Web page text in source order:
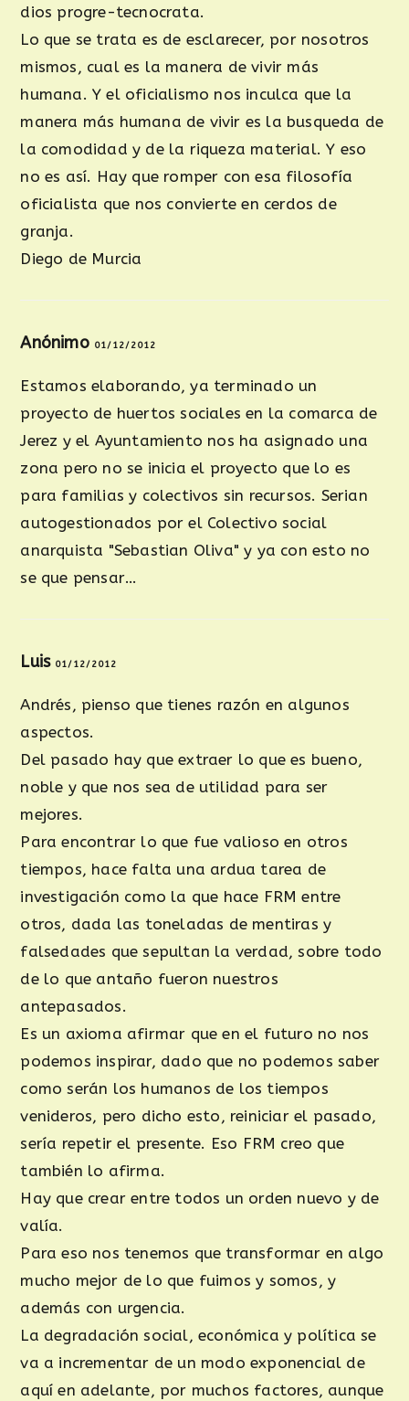
dios progre-tecnocrata.
Lo que se trata es de esclarecer, por nosotros
mismos, cual es la manera de vivir más
humana. Y el oficialismo nos inculca que la
manera más humana de vivir es la busqueda de
la comodidad y de la riqueza material. Y eso
no es así. Hay que romper con esa filosofía
oficialista que nos convierte en cerdos de
granja.
Diego de Murcia
Anónimo 01/12/2012
Estamos elaborando, ya terminado un
proyecto de huertos sociales en la comarca de
Jerez y el Ayuntamiento nos ha asignado una
zona pero no se inicia el proyecto que lo es
para familias y colectivos sin recursos. Serian
autogestionados por el Colectivo social
anarquista "Sebastian Oliva" y ya con esto no
se que pensar…
Luis 01/12/2012
Andrés, pienso que tienes razón en algunos
aspectos.
Del pasado hay que extraer lo que es bueno,
noble y que nos sea de utilidad para ser
mejores.
Para encontrar lo que fue valioso en otros
tiempos, hace falta una ardua tarea de
investigación como la que hace FRM entre
otros, dada las toneladas de mentiras y
falsedades que sepultan la verdad, sobre todo
de lo que antaño fueron nuestros
antepasados.
Es un axioma afirmar que en el futuro no nos
podemos inspirar, dado que no podemos saber
como serán los humanos de los tiempos
venideros, pero dicho esto, reiniciar el pasado,
sería repetir el presente. Eso FRM creo que
también lo afirma.
Hay que crear entre todos un orden nuevo y de
valía.
Para eso nos tenemos que transformar en algo
mucho mejor de lo que fuimos y somos, y
además con urgencia.
La degradación social, económica y política se
va a incrementar de un modo exponencial de
aquí en adelante, por muchos factores, aunque